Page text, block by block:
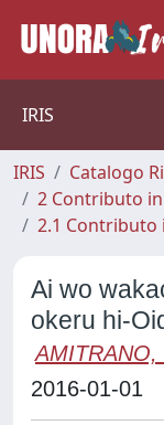
IRIS
IRIS
Catalogo
2 Contributo
2.1 Contributo
Ai wo
okeru hi-
AMITRANO,
2016-01-01